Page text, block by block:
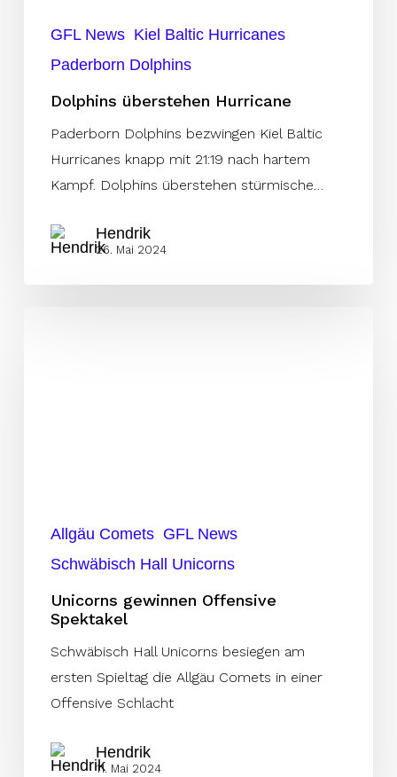
GFL News Kiel Baltic Hurricanes
Paderborn Dolphins
Dolphins überstehen Hurricane
Paderborn Dolphins bezwingen Kiel Baltic
Hurricanes knapp mit 21:19 nach hartem
Kampf. Dolphins überstehen stürmische…
Hendrik
26. Mai 2024
Allgäu Comets GFL News
Schwäbisch Hall Unicorns
Unicorns gewinnen Offensive
Spektakel
Schwäbisch Hall Unicorns besiegen am
ersten Spieltag die Allgäu Comets in einer
Offensive Schlacht
Hendrik
11. Mai 2024